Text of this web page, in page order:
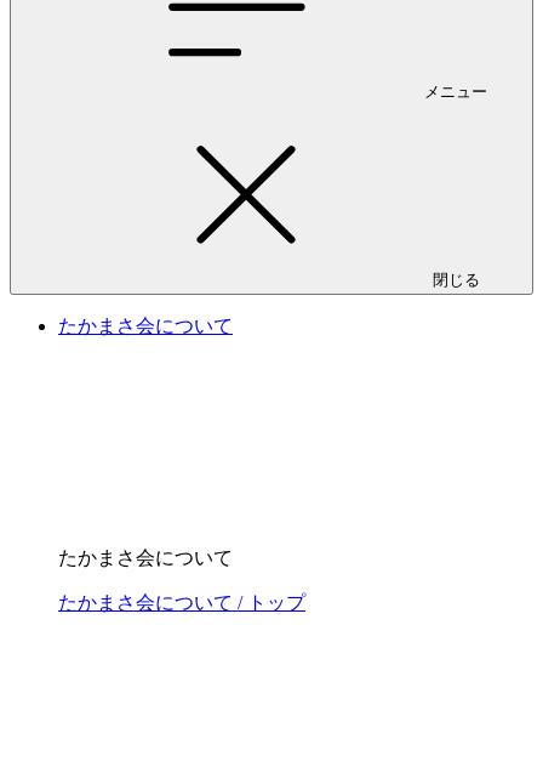
メニュー
閉じる
たかまさ会について
たかまさ会について
たかまさ会について / トップ